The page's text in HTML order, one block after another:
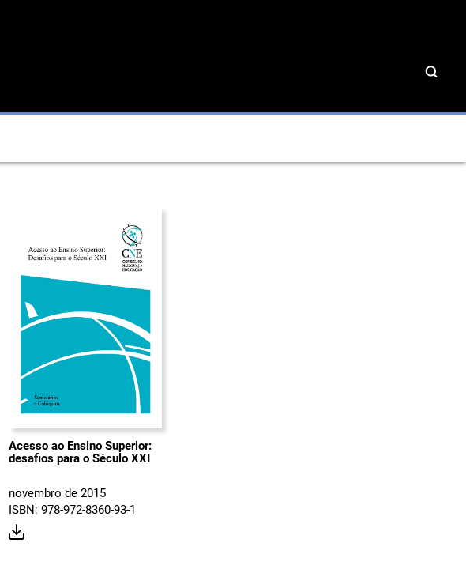
Acesso ao Ensino Superior:
desafios para o Século XXI
novembro de 2015
ISBN: 978-972-8360-93-1